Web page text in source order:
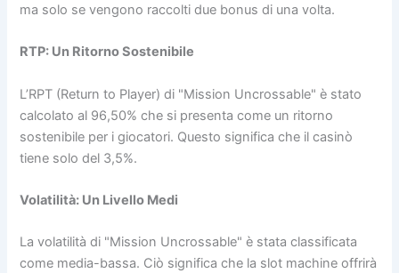
ma solo se vengono raccolti due bonus di una volta.
RTP: Un Ritorno Sostenibile
L’RPT (Return to Player) di "Mission Uncrossable" è stato
calcolato al 96,50% che si presenta come un ritorno
sostenibile per i giocatori. Questo significa che il casinò
tiene solo del 3,5%.
Volatilità: Un Livello Medi
La volatilità di "Mission Uncrossable" è stata classificata
come media-bassa. Ciò significa che la slot machine offrirà